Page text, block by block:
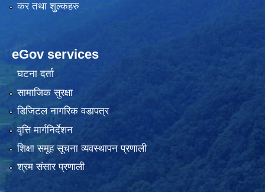
कर तथा शुल्कहरु
eGov services
घटना दर्ता
सामाजिक सुरक्षा
डिजिटल नागरिक वडापत्र
वृत्ति मार्गनिर्देशन
शिक्षा समूह सूचना व्यवस्थापन प्रणाली
श्रम संसार प्रणाली